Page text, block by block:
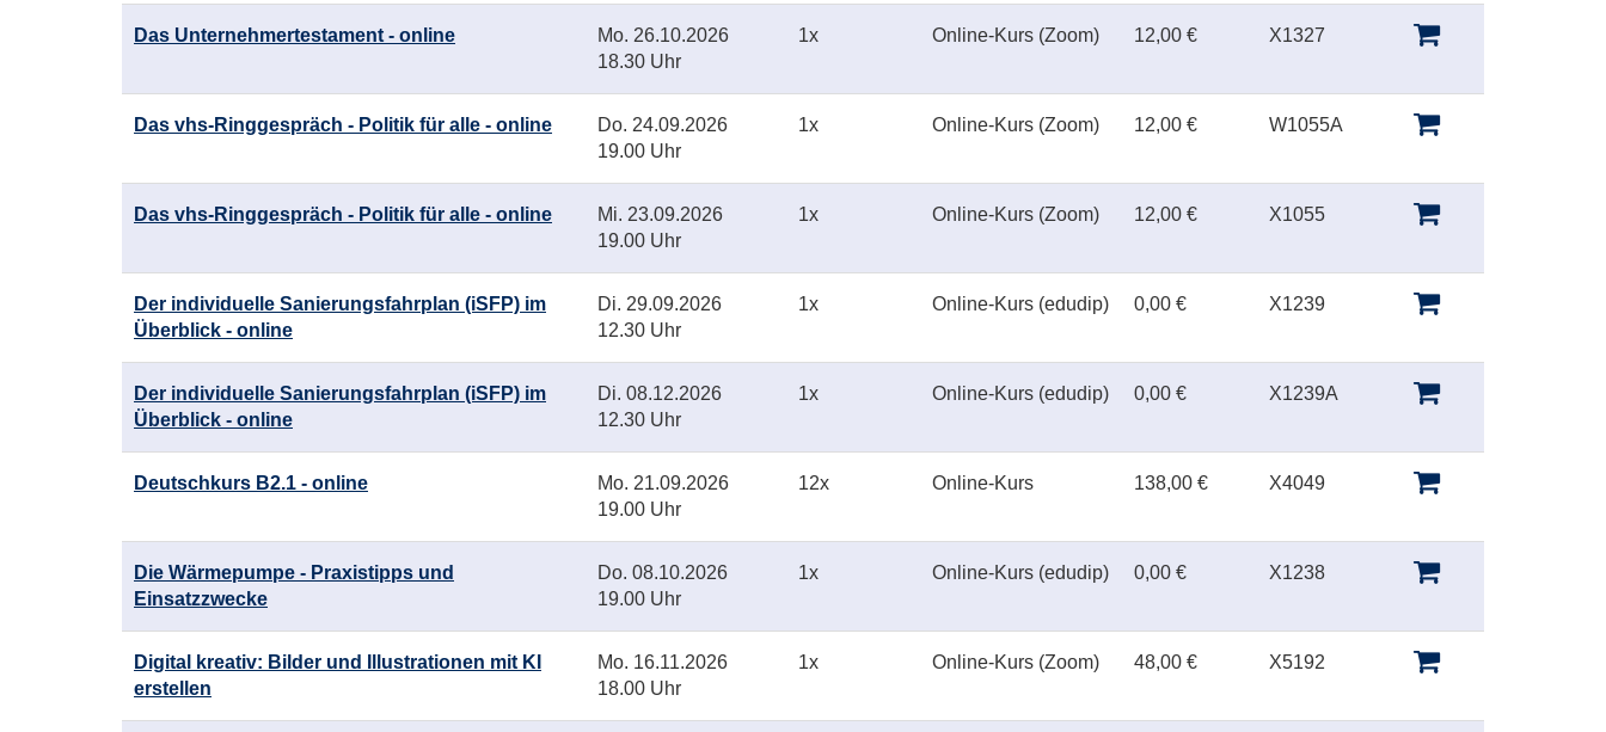
Das Unternehmertestament - online Mo. 26.10.2026
18.30 Uhr
1x Online-Kurs (Zoom) 12,00 € X1327
Das vhs-Ringgespräch - Politik für alle - online Do. 24.09.2026
19.00 Uhr
1x Online-Kurs (Zoom) 12,00 € W1055A
Das vhs-Ringgespräch - Politik für alle - online Mi. 23.09.2026
19.00 Uhr
1x Online-Kurs (Zoom) 12,00 € X1055
Der individuelle Sanierungsfahrplan (iSFP) im
Überblick - online
Di. 29.09.2026
12.30 Uhr
1x Online-Kurs (edudip) 0,00 € X1239
Der individuelle Sanierungsfahrplan (iSFP) im
Überblick - online
Di. 08.12.2026
12.30 Uhr
1x Online-Kurs (edudip) 0,00 € X1239A
Deutschkurs B2.1 - online Mo. 21.09.2026
19.00 Uhr
12x Online-Kurs 138,00 € X4049
Die Wärmepumpe - Praxistipps und
Einsatzzwecke
Do. 08.10.2026
19.00 Uhr
1x Online-Kurs (edudip) 0,00 € X1238
Digital kreativ: Bilder und Illustrationen mit KI
erstellen
Mo. 16.11.2026
18.00 Uhr
1x Online-Kurs (Zoom) 48,00 € X5192